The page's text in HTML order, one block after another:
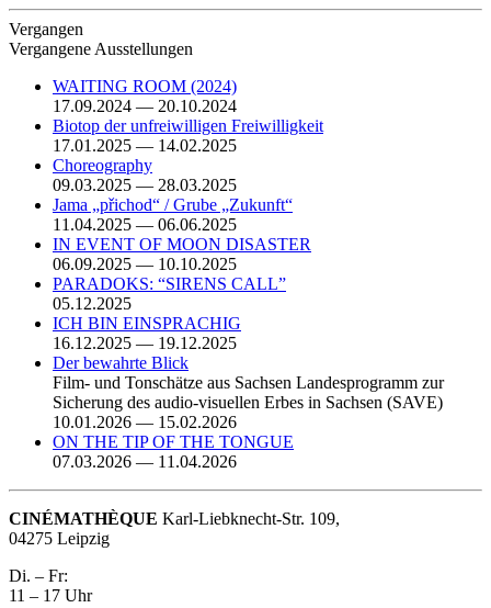
Vergangen
Vergangene Ausstellungen
WAITING ROOM (2024)
17.09.2024 — 20.10.2024
Biotop der unfreiwilligen Freiwilligkeit
17.01.2025 — 14.02.2025
Choreography
09.03.2025 — 28.03.2025
Jama „přichod“ / Grube „Zukunft“
11.04.2025 — 06.06.2025
IN EVENT OF MOON DISASTER
06.09.2025 — 10.10.2025
PARADOKS: “SIRENS CALL”
05.12.2025
ICH BIN EINSPRACHIG
16.12.2025 — 19.12.2025
Der bewahrte Blick
Film- und Tonschätze aus Sachsen Landesprogramm zur
Sicherung des audio-visuellen Erbes in Sachsen (SAVE)
10.01.2026 — 15.02.2026
ON THE TIP OF THE TONGUE
07.03.2026 — 11.04.2026
CINÉMATHÈQUE Karl-Liebknecht-Str. 109,
04275 Leipzig
Di. – Fr:
11 – 17 Uhr